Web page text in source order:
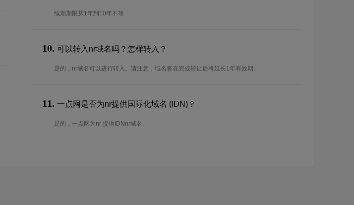
续期期限从1年到10年不等
10. 可以转入nr域名吗？怎样转入？
是的，nr域名可以进行转入。请注意，域名将在完成转让后将延长1年有效期。
11. 一点网是否为nr提供国际化域名 (IDN)？
是的，一点网为nr 提供IDNnr域名。